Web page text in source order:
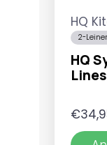
HQ
2-
HQ
€